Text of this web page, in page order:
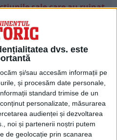
dvs. este
și/sau accesăm informații pe
și procesăm date personale,
standard trimise de un
personalizate, măsurarea
audienței și dezvoltarea
noi și partenerii noștri putem
de geolocație prin scanarea
sale care au ruinat
au marcat România
și Hallier
,UNGARIA
2018
TWITTER
VA INVITĂM SĂ NE URMĂRIȚI